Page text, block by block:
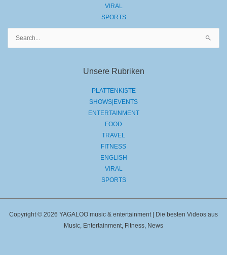
VIRAL
SPORTS
Unsere Rubriken
PLATTENKISTE
SHOWS|EVENTS
ENTERTAINMENT
FOOD
TRAVEL
FITNESS
ENGLISH
VIRAL
SPORTS
Copyright © 2026 YAGALOO music & entertainment | Die besten Videos aus
Music, Entertainment, Fitness, News